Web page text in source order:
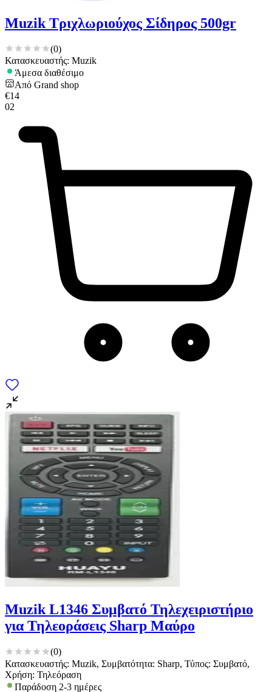
Muzik Τριχλωριούχος Σίδηρος 500gr
(0)
Κατασκευαστής: Muzik
Άμεσα διαθέσιμο
Από Grand shop
€14
02
Muzik L1346 Συμβατό Τηλεχειριστήριο
για Τηλεοράσεις Sharp Μαύρο
(0)
Κατασκευαστής: Muzik, Συμβατότητα: Sharp, Τύπος: Συμβατό,
Χρήση: Τηλεόραση
Παράδοση 2-3 ημέρες